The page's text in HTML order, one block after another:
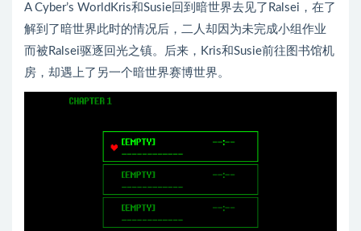
A Cyber’s WorldKris和Susie回到暗世界去见了Ralsei，在了
解到了暗世界此时的情况后，二人却因为未完成小组作业
而被Ralsei驱逐回光之镇。后来，Kris和Susie前往图书馆机
房，却遇上了另一个暗世界赛博世界。